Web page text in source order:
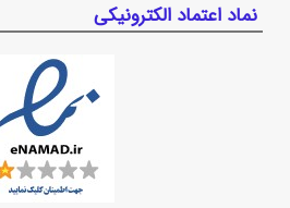
نماد اعتماد الکترونیکی